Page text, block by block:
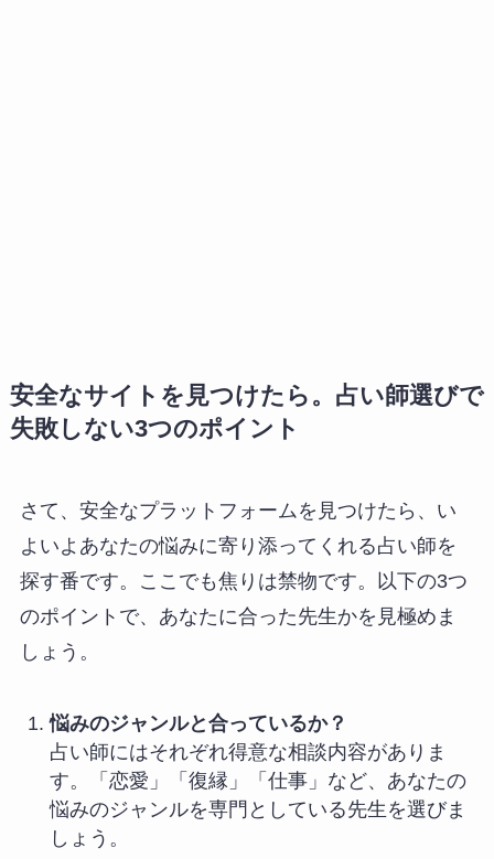
安全なサイトを見つけたら。占い師選びで
失敗しない3つのポイント
さて、安全なプラットフォームを見つけたら、い
よいよあなたの悩みに寄り添ってくれる占い師を
探す番です。ここでも焦りは禁物です。以下の3つ
のポイントで、あなたに合った先生かを見極めま
しょう。
悩みのジャンルと合っているか？
占い師にはそれぞれ得意な相談内容がありま
す。「恋愛」「復縁」「仕事」など、あなたの
悩みのジャンルを専門としている先生を選びま
しょう。